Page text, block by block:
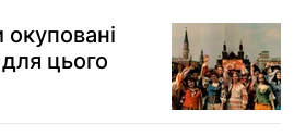
цього